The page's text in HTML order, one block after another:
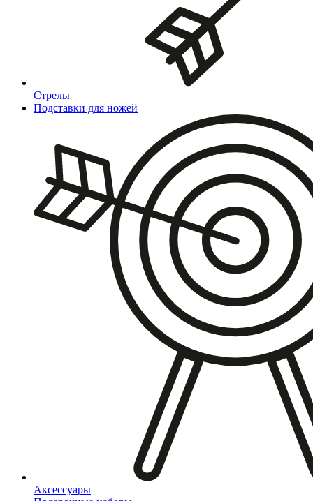
Стрелы
Подставки для ножей
Аксессуары